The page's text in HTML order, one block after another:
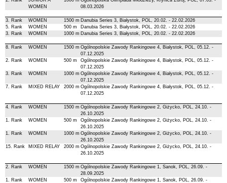
WOMEN
08.03.2026
3. Rank WOMEN 1500 m Danubia Series 3, Białystok, POL, 20.02. - 22.02.2026
5. Rank
WOMEN 500 m
Danubia Series 3, Białystok, POL, 20.02. - 22.02.2026
3. Rank
WOMEN 1000 m Danubia Series 3, Białystok, POL, 20.02. - 22.02.2026
8. Rank WOMEN 1500 m Ogólnopolskie Zawody Rankingowe 4, Białystok, POL, 05.12. -
07.12.2025
2. Rank
WOMEN 500 m
Ogólnopolskie Zawody Rankingowe 4, Białystok, POL, 05.12. -
07.12.2025
3. Rank
WOMEN 1000 m Ogólnopolskie Zawody Rankingowe 4, Białystok, POL, 05.12. -
07.12.2025
7. Rank
MIXED RELAY 2000 m Ogólnopolskie Zawody Rankingowe 4, Białystok, POL, 05.12. -
07.12.2025
4. Rank WOMEN 1500 m Ogólnopolskie Zawody Rankingowe 2, Giżycko, POL, 24.10. -
26.10.2025
1. Rank
WOMEN 500 m
Ogólnopolskie Zawody Rankingowe 2, Giżycko, POL, 24.10. -
26.10.2025
1. Rank
WOMEN 1000 m Ogólnopolskie Zawody Rankingowe 2, Giżycko, POL, 24.10. -
26.10.2025
15. Rank
MIXED RELAY 2000 m Ogólnopolskie Zawody Rankingowe 2, Giżycko, POL, 24.10. -
26.10.2025
2. Rank WOMEN 1500 m Ogólnopolskie Zawody Rankingowe 1, Sanok, POL, 26.09. -
28.09.2025
1. Rank
WOMEN 500 m
Ogólnopolskie Zawody Rankingowe 1, Sanok, POL, 26.09. -